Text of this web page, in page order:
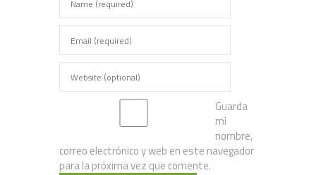
Guarda
mi
nombre,
correo electrónico y web en este navegador
para la próxima vez que comente.